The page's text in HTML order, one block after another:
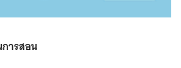
ารสอน